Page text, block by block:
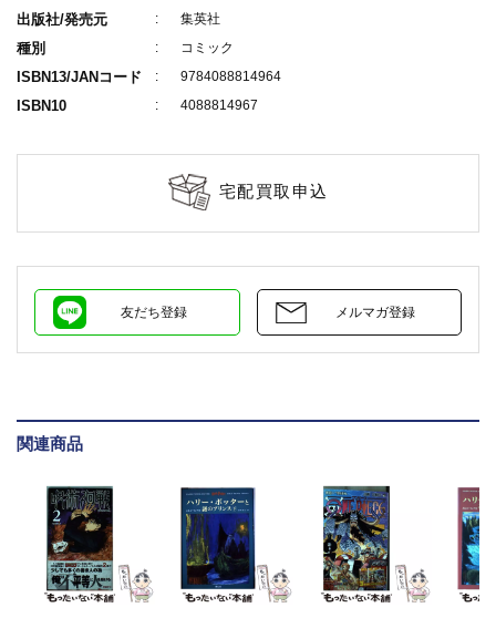
出版社/発売元 集英社
種別 コミック
ISBN13/JANコード 9784088814964
ISBN10 4088814967
宅配買取申込
友だち登録 メルマガ登録
関連商品